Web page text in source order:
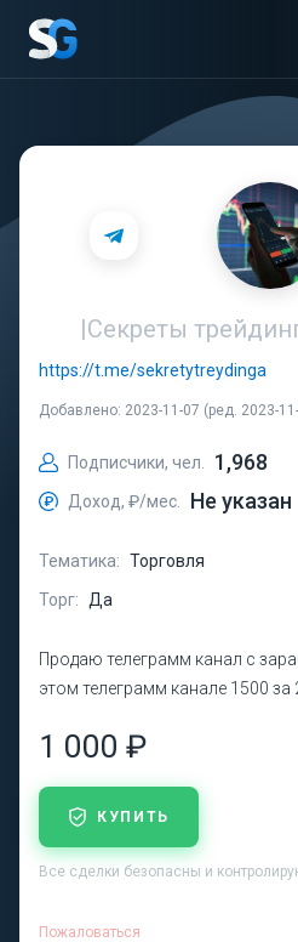
|Секреты
https://t.me/sekretytreydinga
Добавлено: 2023-11-07 (ред. 2023-
Подписчики, чел. 1,968
Доход, ₽/мес. Не указан
Тематика: Торговля
Торг:
Да
Продаю телеграмм канал с
этом телеграмм канале 1500 за
1 000 ₽
КУПИТЬ
Все сделки безопасны и
Пожаловаться